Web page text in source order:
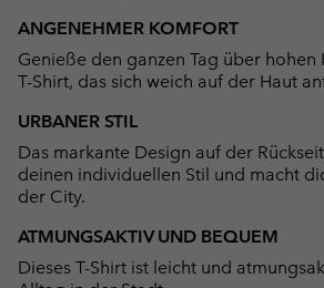
ANGENEHMER KOMFORT
Genieße den ganzen Tag über
T-Shirt, das sich weich auf der Haut
URBANER STIL
Das markante Design auf der
deinen individuellen Stil und macht
der City.
ATMUNGSAKTIV UND BEQUEM
Dieses T-Shirt ist leicht und